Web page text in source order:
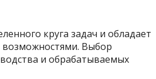
круга задач и обладает
Выбор
и обрабатываемых